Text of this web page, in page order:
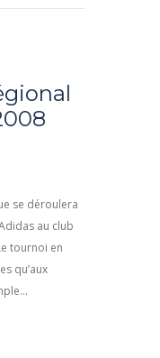
se déroulera
au club
tournoi en
qu’aux